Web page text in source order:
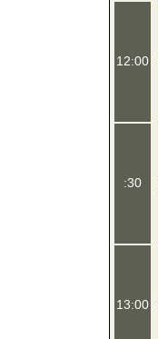
12:00
:30
13:00